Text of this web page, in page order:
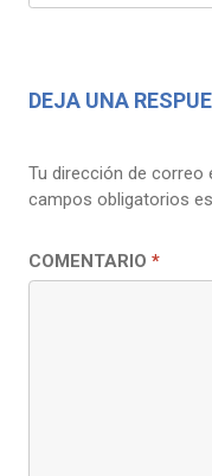
DEJA UNA
Tu dirección de correo
campos obligatorios
COMENTARIO *